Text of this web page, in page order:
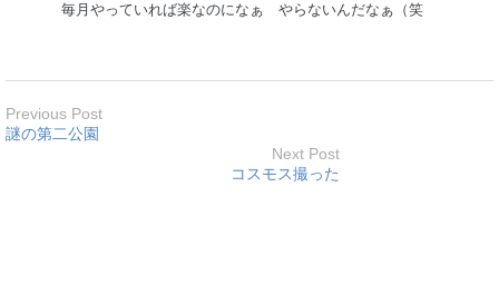
毎月やっていれば楽なのになぁ やらないんだなぁ（笑
Previous Post
謎の第二公園
Next Post
コスモス撮った